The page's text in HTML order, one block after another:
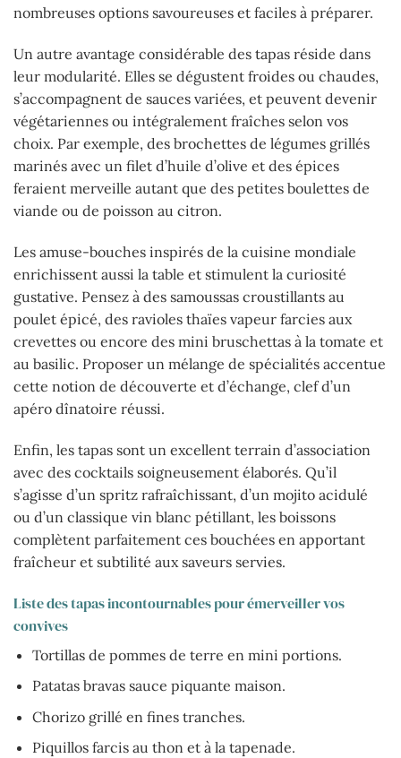
nombreuses options savoureuses et faciles à préparer.
Un autre avantage considérable des tapas réside dans
leur modularité. Elles se dégustent froides ou chaudes,
s’accompagnent de sauces variées, et peuvent devenir
végétariennes ou intégralement fraîches selon vos
choix. Par exemple, des brochettes de légumes grillés
marinés avec un filet d’huile d’olive et des épices
feraient merveille autant que des petites boulettes de
viande ou de poisson au citron.
Les amuse-bouches inspirés de la cuisine mondiale
enrichissent aussi la table et stimulent la curiosité
gustative. Pensez à des samoussas croustillants au
poulet épicé, des ravioles thaïes vapeur farcies aux
crevettes ou encore des mini bruschettas à la tomate et
au basilic. Proposer un mélange de spécialités accentue
cette notion de découverte et d’échange, clef d’un
apéro dînatoire réussi.
Enfin, les tapas sont un excellent terrain d’association
avec des cocktails soigneusement élaborés. Qu’il
s’agisse d’un spritz rafraîchissant, d’un mojito acidulé
ou d’un classique vin blanc pétillant, les boissons
complètent parfaitement ces bouchées en apportant
fraîcheur et subtilité aux saveurs servies.
Liste des tapas incontournables pour émerveiller vos
convives
Tortillas de pommes de terre en mini portions.
Patatas bravas sauce piquante maison.
Chorizo grillé en fines tranches.
Piquillos farcis au thon et à la tapenade.